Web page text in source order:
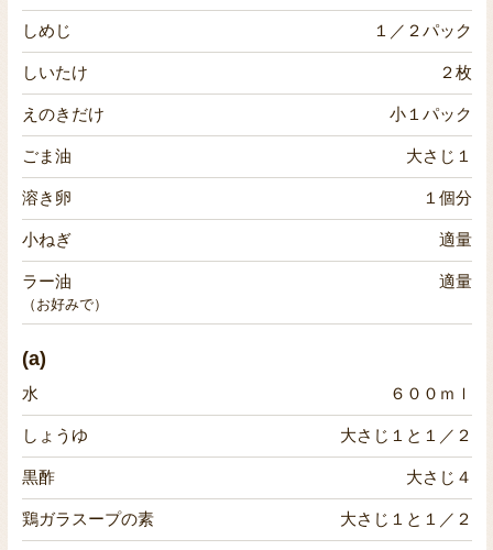
しめじ １／２パック
しいたけ ２枚
えのきだけ 小１パック
ごま油 大さじ１
溶き卵 １個分
小ねぎ 適量
ラー油 適量
（お好みで）
(a)
水 ６００ｍｌ
しょうゆ 大さじ１と１／２
黒酢 大さじ４
鶏ガラスープの素 大さじ１と１／２